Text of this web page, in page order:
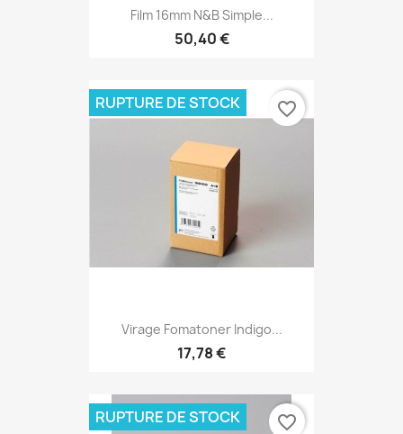
Film 16mm N&B Simple...
50,40 €
Virage Fomatoner Indigo...
17,78 €
RUPTURE DE STOCK favorite_border
RUPTURE DE STOCK favorite_border